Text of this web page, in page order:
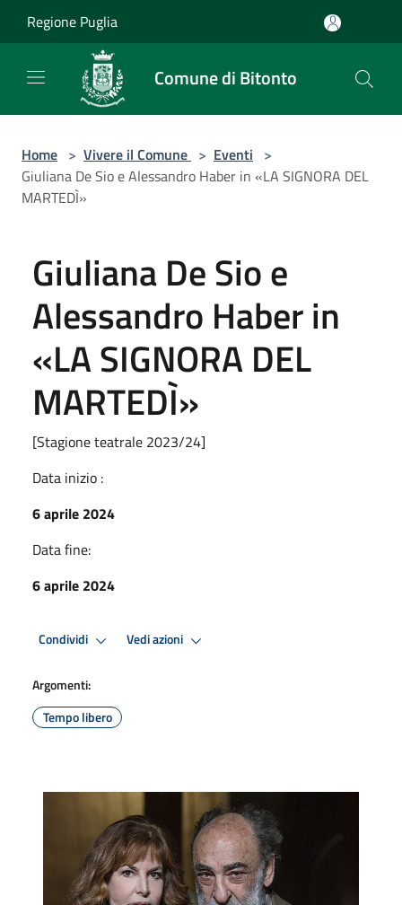
Regione Puglia
Comune di Bitonto
Home > Vivere il Comune > Eventi >
Giuliana De Sio e Alessandro Haber in «LA SIGNORA DEL
MARTEDÌ»
Giuliana De Sio e
Alessandro Haber in
«LA SIGNORA DEL
MARTEDÌ»
[Stagione teatrale 2023/24]
Data inizio :
6 aprile 2024
Data fine:
6 aprile 2024
Condividi Vedi azioni
Argomenti:
Tempo libero